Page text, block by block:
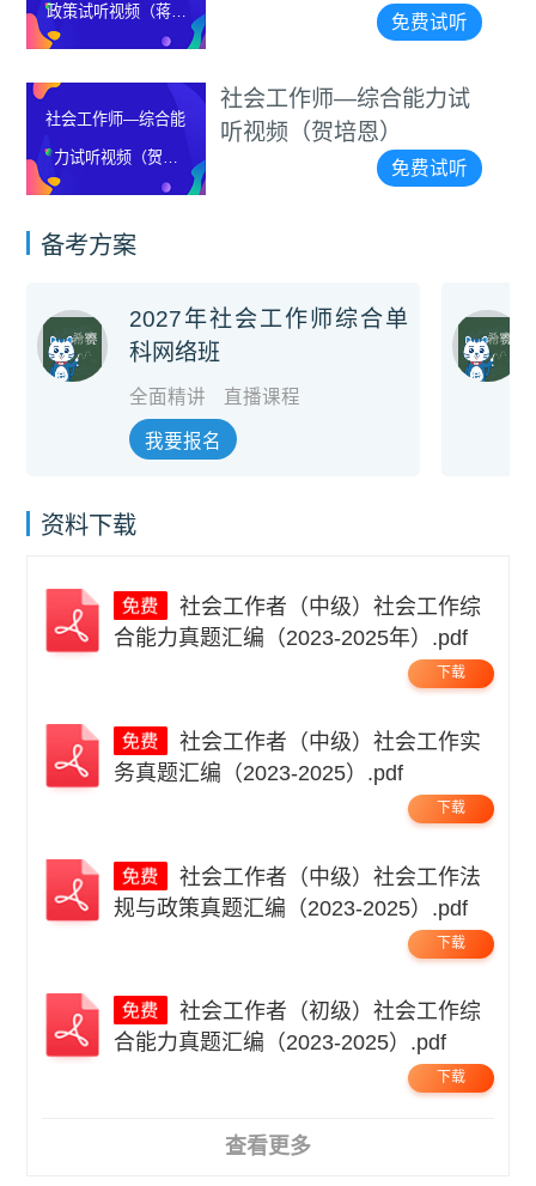
政策试听视频（蒋仲
轩）
免费试听
社会工作师—综合能
力试听视频（贺培
恩）
社会工作师—综合能力试
听视频（贺培恩）
免费试听
备考方案
2027年社会工作师综合单
科网络班
全面精讲 直播课程
我要报名
资料下载
社会工作者（中级）社会工作综
合能力真题汇编（2023-2025年）.pdf
下载
社会工作者（中级）社会工作实
务真题汇编（2023-2025）.pdf
下载
社会工作者（中级）社会工作法
规与政策真题汇编（2023-2025）.pdf
下载
社会工作者（初级）社会工作综
合能力真题汇编（2023-2025）.pdf
下载
查看更多